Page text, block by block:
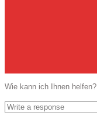
Wie kann ich Ihnen helfen?